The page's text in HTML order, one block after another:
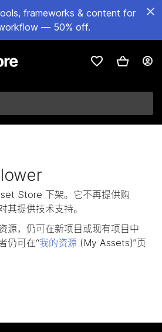
frameworks & content for
— 50% off.
Store 下架。它不再提供购
其提供技术支持。
源，仍可在新项目或现有项目中
仍可在“我的资源 (My Assets)”页